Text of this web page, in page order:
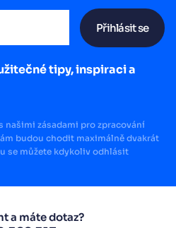
Přihlásit se
tipy, inspiraci a
našimi zásadami pro zpracování
budou chodit maximálně dvakrát
se můžete kdykoliv odhlásit
a máte dotaz?